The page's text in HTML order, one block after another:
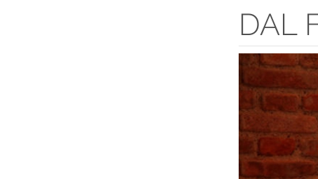
DAL